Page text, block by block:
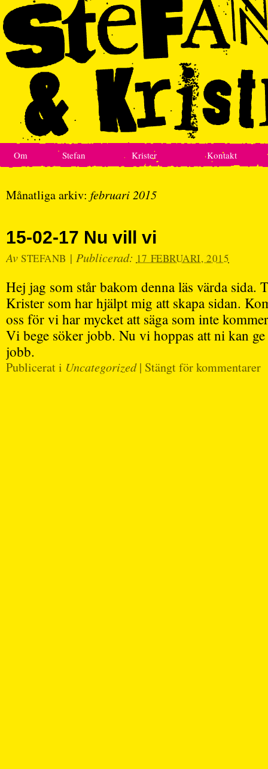
Om Stefan Krister Kontakt
Månatliga arkiv: februari 2015
15-02-17 Nu vill vi
Av STEFANB | Publicerad: 17 FEBRUARI, 2015
Hej jag som står bakom denna läs värda sida.
Krister som har hjälpt mig att skapa sidan.
oss för vi har mycket att säga som inte
Vi bege söker jobb. Nu vi hoppas att ni kan
jobb.
Publicerat i Uncategorized | Stängt för kommentarer